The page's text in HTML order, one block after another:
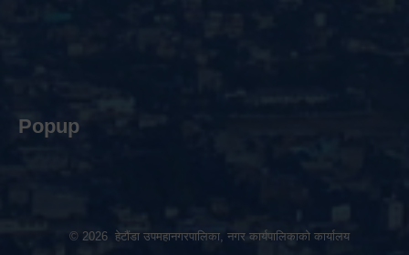
Popup
© 2026 हेटौंडा उपमहानगरपालिका, नगर कार्यपालिकाको कार्यालय